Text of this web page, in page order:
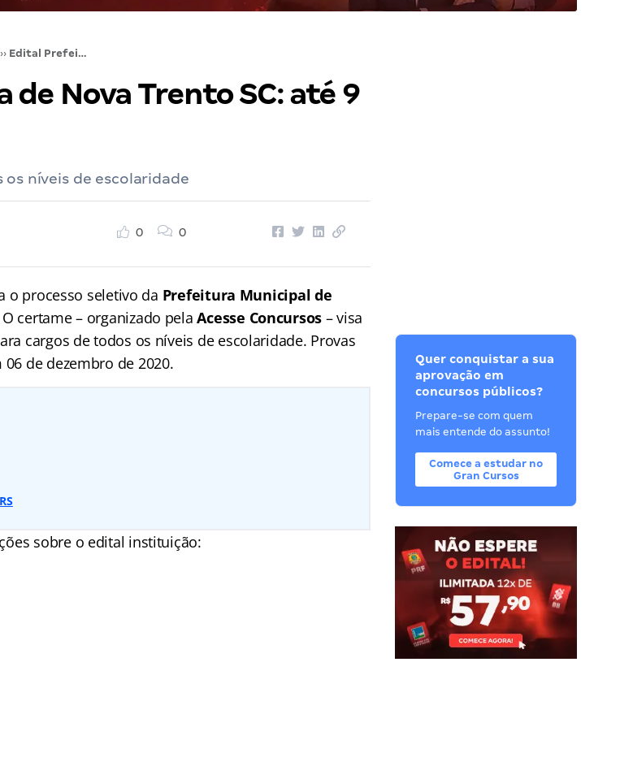
›› Edital Prefeitura de Nova Trento SC: até 9 mil. VEJA!
Nova Trento SC: até 9
níveis de escolaridade
0 0
o processo seletivo da Prefeitura Municipal de
certame – organizado pelaAcesse Concursos – visa
cargos de todos os níveis de escolaridade. Provas
de dezembro de 2020.
sobre o edital instituição:
Quer conquistar a sua
aprovação em
concursos públicos?
Prepare-se com quem
mais entende do assunto!
Comece a estudar no
Gran Cursos